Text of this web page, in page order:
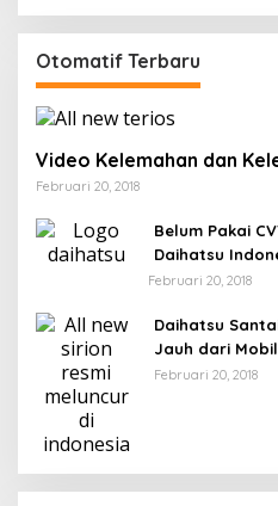
Otomatif Terbaru
Video Kelemahan dan
Februari 20, 2018
Belum Pakai
Daihatsu
Februari 20, 2018
Daihatsu
Jauh dari Mobil
Februari 20, 2018